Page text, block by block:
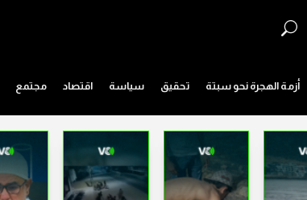
أزمة الهجرة نحو سبتة تحقيق سياسة اقتصاد مجتمع